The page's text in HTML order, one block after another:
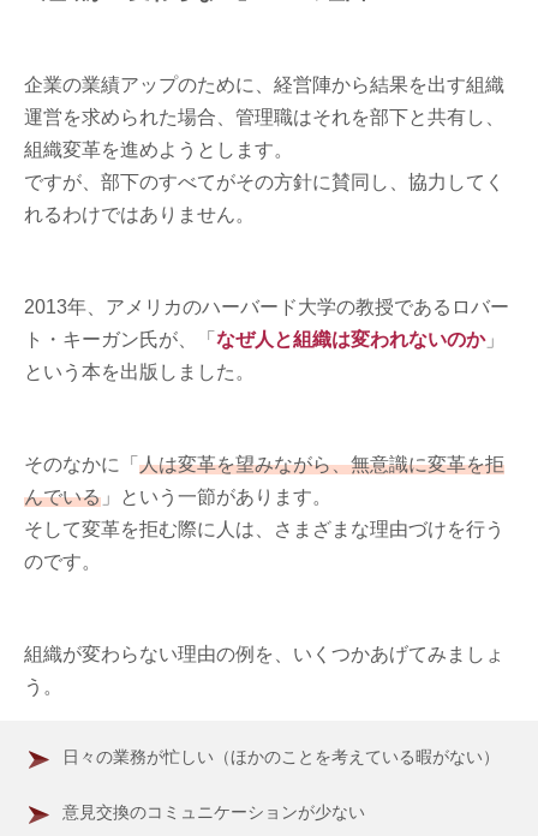
企業の業績アップのために、経営陣から結果を出す組織
運営を求められた場合、管理職はそれを部下と共有し、
組織変革を進めようとします。
ですが、部下のすべてがその方針に賛同し、協力してく
れるわけではありません。
2013年、アメリカのハーバード大学の教授であるロバー
ト・キーガン氏が、「 なぜ人と組織は変われないのか」
という本を出版しました。
そのなかに「 人は変革を望みながら、無意識に変革を拒
んでいる 」という一節があります。
そして変革を拒む際に人は、さまざまな理由づけを行う
のです。
組織が変わらない理由の例を、いくつかあげてみましょ
う。
日々の業務が忙しい（ほかのことを考えている暇がない）
意見交換のコミュニケーションが少ない